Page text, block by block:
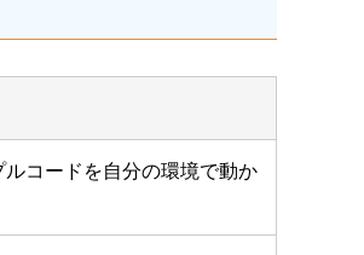
ルコードを自分の環境で動か